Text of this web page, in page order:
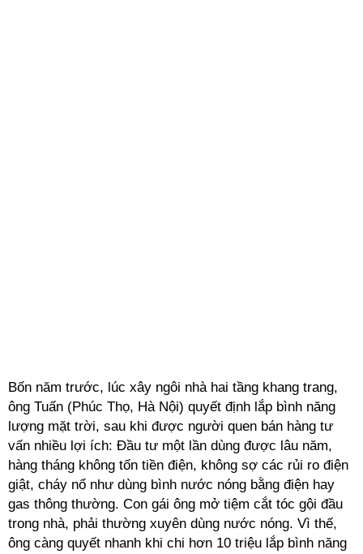
Bốn năm trước, lúc xây ngôi nhà hai tầng khang trang,
ông Tuấn (Phúc Thọ, Hà Nội) quyết định lắp bình năng
lượng mặt trời, sau khi được người quen bán hàng tư
vấn nhiều lợi ích: Đầu tư một lần dùng được lâu năm,
hàng tháng không tốn tiền điện, không sợ các rủi ro điện
giật, cháy nổ như dùng bình nước nóng bằng điện hay
gas thông thường. Con gái ông mở tiệm cắt tóc gội đầu
trong nhà, phải thường xuyên dùng nước nóng. Vì thế,
ông càng quyết nhanh khi chi hơn 10 triệu lắp bình năng